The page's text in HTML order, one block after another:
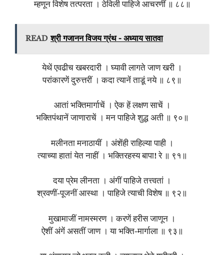
म्हणून विशेष तत्परता । ठेविली पाहिजे आचरणीं ॥ ८८॥
READ श्री गजानन विजय ग्रंथ - अध्याय सातवा
येथें एवढीच खबरदारी । घ्यावी लागते जाण खरी ।
परांकारणें दुरुत्तरीं । कदा त्यानें ताडूं नये ॥ ८९॥
आतां भक्तिमार्गाचें । ऐक हें लक्षण साचें ।
भक्तिपंथानें जाणाराचें । मन पाहिजे शुद्ध अती ॥ ९०॥
मलीनता मनाठायीं । अंशेंही राहिल्या पाही ।
त्याच्या हातां येत नाहीं । भक्तिरहस्य बापा! रे ॥ ९१॥
दया प्रेम लीनता । अंगीं पाहिजे तत्त्वतां ।
श्रवणीं-पूजनीं आस्था । पाहिजे त्याची विशेष ॥ ९२॥
मुखामाजीं नामस्मरण । करणें हरीस जाणून ।
ऐशीं अंगें असतीं जाण । या भक्ति-मार्गाला ॥ ९३॥